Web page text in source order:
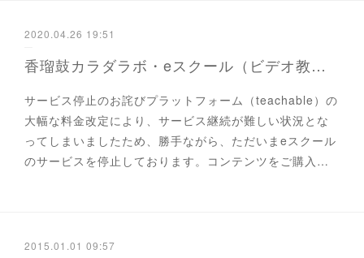
2020.04.26 19:51
香瑠鼓カラダラボ・eスクール（ビデオ教材）サービス停止中
サービス停止のお詫びプラットフォーム（teachable）の
大幅な料金改定により、サービス継続が難しい状況とな
ってしまいましたため、勝手ながら、ただいまeスクール
のサービスを停止しております。コンテンツをご購入…
2015.01.01 09:57